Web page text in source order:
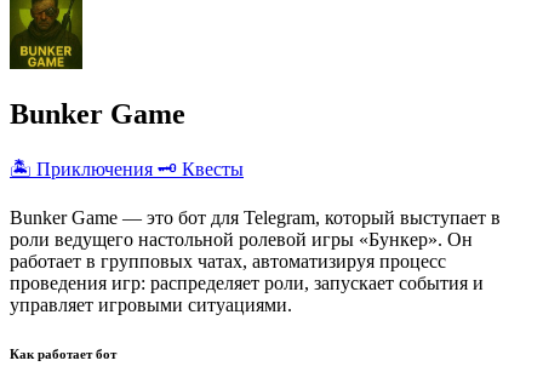
Bunker Game
🏝️ Приключения 🗝️ Квесты
Bunker Game — это бот для Telegram, который выступает в
роли ведущего настольной ролевой игры «Бункер». Он
работает в групповых чатах, автоматизируя процесс
проведения игр: распределяет роли, запускает события и
управляет игровыми ситуациями.
Как работает бот